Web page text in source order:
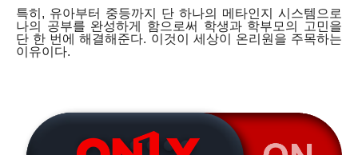
특히, 유아부터 중등까지 단 하나의 메타인지 시스템으로
나의 공부를 완성하게 함으로써 학생과 학부모의 고민을
단 한 번에 해결해준다. 이것이 세상이 온리원을 주목하는
이유이다.